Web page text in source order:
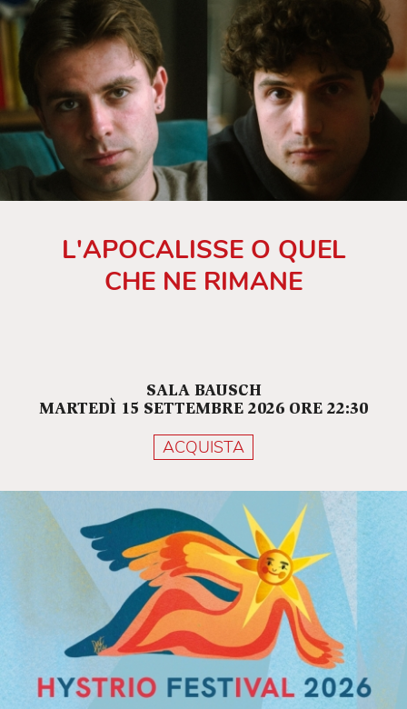
L'APOCALISSE O QUEL
CHE NE RIMANE
SALA BAUSCH
MARTEDÌ 15 SETTEMBRE 2026 ORE 22:30
ACQUISTA